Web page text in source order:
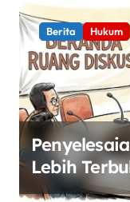
Berita Hukum
Lebih
Buka